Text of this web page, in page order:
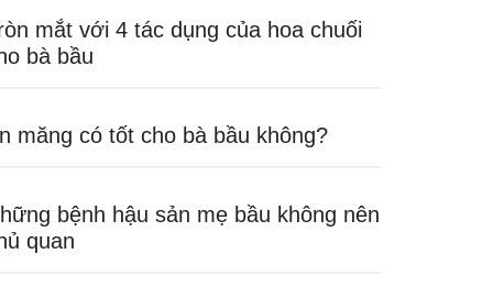
mắt với 4 tác dụng của hoa chuối
bà bầu
măng có tốt cho bà bầu không?
bệnh hậu sản mẹ bầu không nên
quan